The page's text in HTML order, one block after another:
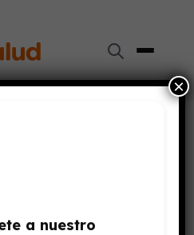
a nuestro
×